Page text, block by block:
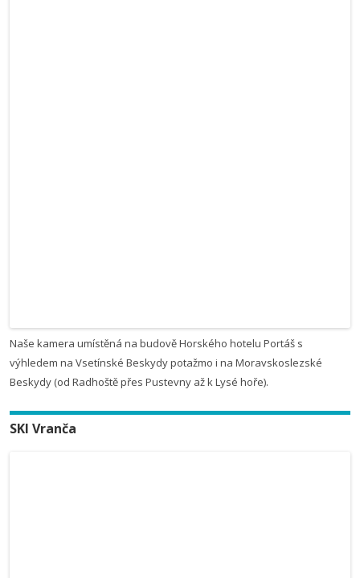
Naše kamera umístěná na budově Horského hotelu Portáš s
výhledem na Vsetínské Beskydy potažmo i na Moravskoslezské
Beskydy (od Radhoště přes Pustevny až k Lysé hoře).
SKI Vranča